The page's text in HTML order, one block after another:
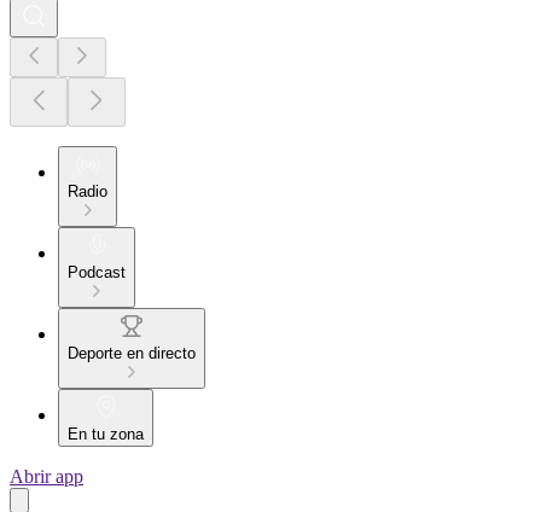
Radio
Podcast
Deporte en directo
En tu zona
Abrir app